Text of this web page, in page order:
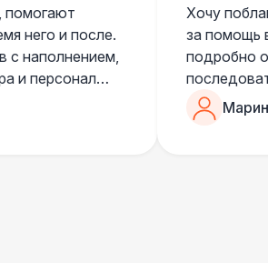
помогают
него и после.
с наполнением,
и персонал
взять и
с ними,
Хочу
за помощь
подробно
Романом,
«Рука с